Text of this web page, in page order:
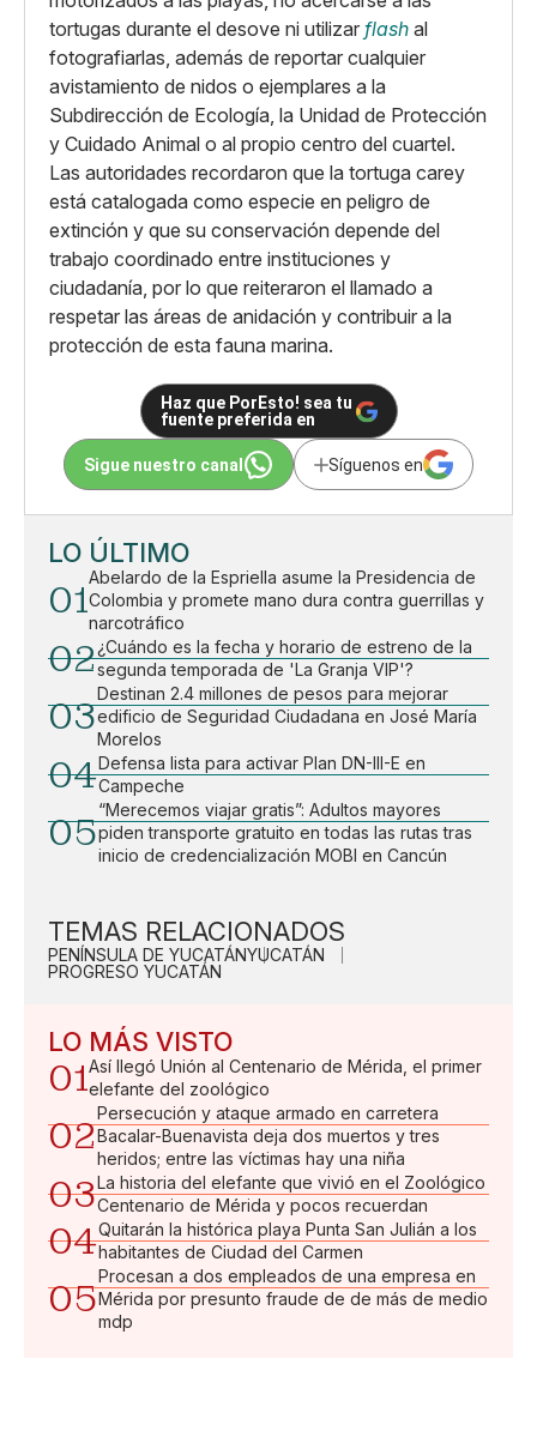
tortugas durante el desove ni utilizar flash al
fotografiarlas, además de reportar cualquier
avistamiento de nidos o ejemplares a la
Subdirección de Ecología, la Unidad de Protección
y Cuidado Animal o al propio centro del cuartel.
Las autoridades recordaron que la tortuga carey
está catalogada como especie en peligro de
extinción y que su conservación depende del
trabajo coordinado entre instituciones y
ciudadanía, por lo que reiteraron el llamado a
respetar las áreas de anidación y contribuir a la
protección de esta fauna marina.
Haz que PorEsto! sea tu
fuente preferida en
Sigue nuestro canal Síguenos en
LO ÚLTIMO
01
Abelardo de la Espriella asume la Presidencia de
Colombia y promete mano dura contra guerrillas y
narcotráfico
02¿Cuándo es la fecha y horario de estreno de la
segunda temporada de 'La Granja VIP'?
03
Destinan 2.4 millones de pesos para mejorar
edificio de Seguridad Ciudadana en José María
Morelos
04Defensa lista para activar Plan DN-III-E en
Campeche
05
“Merecemos viajar gratis”: Adultos mayores
piden transporte gratuito en todas las rutas tras
inicio de credencialización MOBI en Cancún
TEMAS RELACIONADOS
PENÍNSULA DE YUCATÁNYUCATÁN
PROGRESO YUCATÁN
LO MÁS VISTO
01Así llegó Unión al Centenario de Mérida, el primer
elefante del zoológico
02
Persecución y ataque armado en carretera
Bacalar-Buenavista deja dos muertos y tres
heridos; entre las víctimas hay una niña
03La historia del elefante que vivió en el Zoológico
Centenario de Mérida y pocos recuerdan
04Quitarán la histórica playa Punta San Julián a los
habitantes de Ciudad del Carmen
05
Procesan a dos empleados de una empresa en
Mérida por presunto fraude de de más de medio
mdp